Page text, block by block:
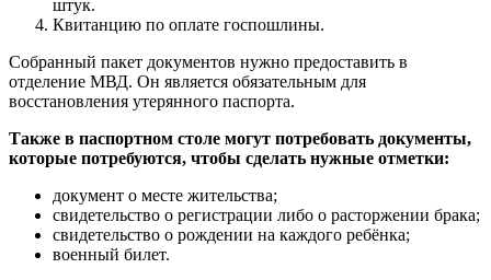
штук.
Квитанцию по оплате госпошлины.
Собранный пакет документов нужно предоставить в
отделение МВД. Он является обязательным для
восстановления утерянного паспорта.
Также в паспортном столе могут потребовать документы,
которые потребуются, чтобы сделать нужные отметки:
документ о месте жительства;
свидетельство о регистрации либо о расторжении брака;
свидетельство о рождении на каждого ребёнка;
военный билет.